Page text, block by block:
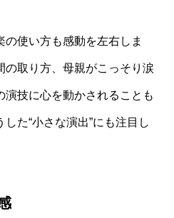
の使い方も感動を左右しま
の取り方、母親がこっそり涙
演技に心を動かされることも
た“小さな演出”にも注目し